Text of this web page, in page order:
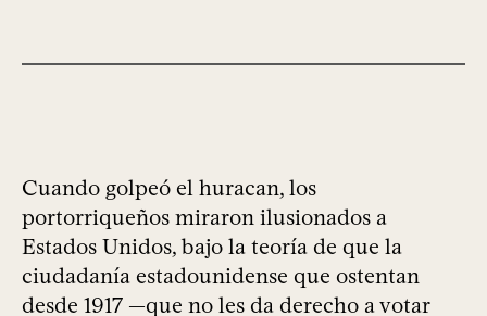
Cuando golpeó el huracan, los
portorriqueños miraron ilusionados a
Estados Unidos, bajo la teoría de que la
ciudadanía estadounidense que ostentan
desde 1917 —que no les da derecho a votar